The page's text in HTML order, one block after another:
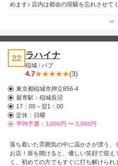
めます♪ 店内は都会の喧騒を忘れさせてくれる静かな空気が漂い、心をほど
たり、カラオケでしっとり歌声を楽し
な会話と丁寧なおもてなしで、訪れる人
人の魅力に浸りたい夜、静かにくつろぎ
い夜‥そんな時はぜひ「TOKYO X」へ。
お待ちしております！
22 ラハイナ
稲城 / パブ
4.7 (3)
東京都稲城市押立856-4
最寄駅： 稲城長沼
17：00～翌1：00
定休：日曜
平均予算：3,000円 〜 5,000円
落ち着いた雰囲気の中に温かさが漂う
お店！扉を開けると、優しい笑顔で迎え
く、初めての方でもすぐに打ち解けられます。 料理も一品一品が